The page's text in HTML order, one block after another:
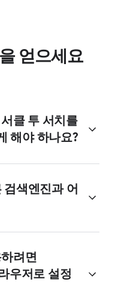
얻으세요
클 투 서치를
해야 하나요?
.
.
색엔진과 어
나, 지그재그로
시하는 등의
려면
우저로 설정